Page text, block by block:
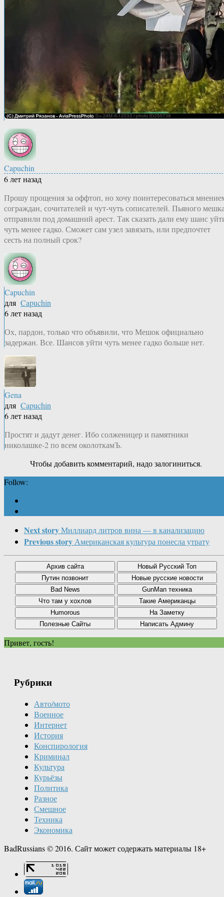
Capuchin
6 лет назад
Прошу прощения за оффтоп, но хочу поинтересоваться
сограждан, сочитателей и чут-чуть сописателей. Пьяного
отправили под домашний арест. Так сказать дали ему шанс
чуть менее гадко. Сможет сам узел завязать, или предпочтет
сесть на полный срок?
Capuchin
для Capuchin
6 лет назад
Ох, пардон, только что объявили, что Мешок официально
задержан. Все. Шансов уйти чуть менее гадко больше нет.
Gena
для Capuchin
6 лет назад
Простят и дадут денег. Ибо солженицер и памятники
николашке-2 по всем околоткамЪ.
Чтобы добавить комментарий, надо залогиниться.
Follow:
Next storyМиллиард литров вина — в канализацию
Previous storyАмериканская культура понесла утрату
Привет, гость!
Рубрики
Авто/мото
Военное
Интернет
История
Конспирология
Криминал
Культура
Курьёзы
Политика
Разное
Смешное
Техника
Экономика
BadRussians © 2016. Сайт может содержать материалы 18+